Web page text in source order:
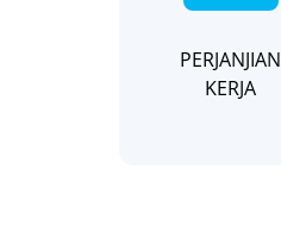
PERJANJIAN
KERJA